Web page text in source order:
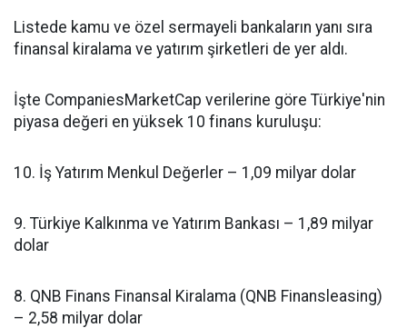
Listede kamu ve özel sermayeli bankaların yanı sıra
finansal kiralama ve yatırım şirketleri de yer aldı.
İşte CompaniesMarketCap verilerine göre Türkiye'nin
piyasa değeri en yüksek 10 finans kuruluşu:
10. İş Yatırım Menkul Değerler – 1,09 milyar dolar
9. Türkiye Kalkınma ve Yatırım Bankası – 1,89 milyar
dolar
8. QNB Finans Finansal Kiralama (QNB Finansleasing)
– 2,58 milyar dolar